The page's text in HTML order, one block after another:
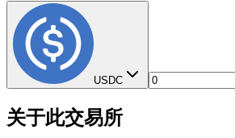
USDC
关于此交易所